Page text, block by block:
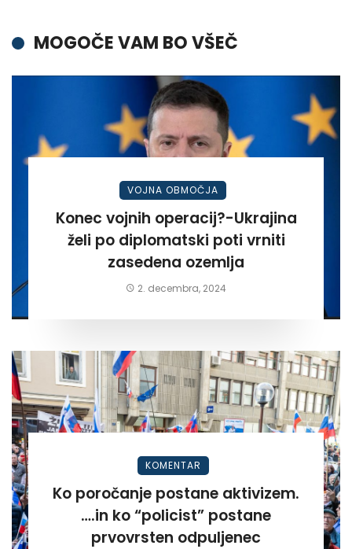
MOGOČE VAM BO VŠEČ
VOJNA OBMOČJA
Konec vojnih operacij?-Ukrajina
želi po diplomatski poti vrniti
zasedena ozemlja
2. decembra, 2024
KOMENTAR
Ko poročanje postane aktivizem.
….in ko “policist” postane
prvovrsten odpuljenec